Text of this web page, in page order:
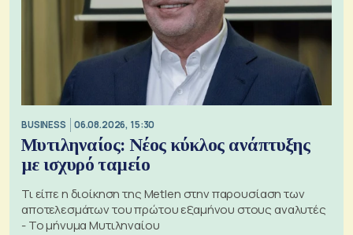
BUSINESS 06.08.2026, 15:30
Μυτιληναίος: Νέος κύκλος ανάπτυξης
με ισχυρό ταμείο
Τι είπε η διοίκηση της Metlen στην παρουσίαση των
αποτελεσμάτων του πρώτου εξαμήνου στους αναλυτές
- Το μήνυμα Μυτιληναίου